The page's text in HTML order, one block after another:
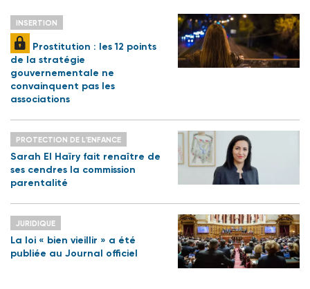
INSERTION
Prostitution : les 12 points
de la stratégie
gouvernementale ne
convainquent pas les
associations
PROTECTION DE L'ENFANCE
Sarah El Haïry fait renaître de
ses cendres la commission
parentalité
JURIDIQUE
La loi « bien vieillir » a été
publiée au Journal officiel